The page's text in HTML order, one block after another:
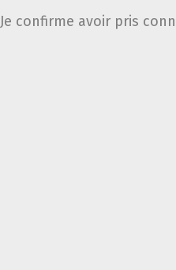
Je confirme avoir pris